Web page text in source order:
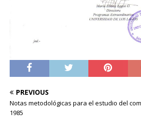
PREVIOUS
Notas metodológicas para el estudio del
1985